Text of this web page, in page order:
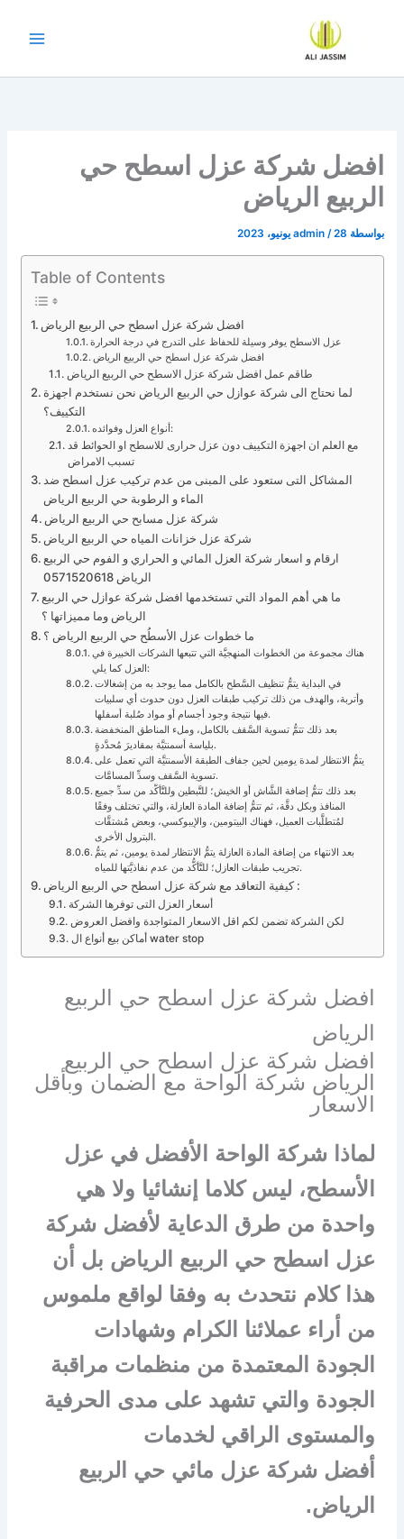
افضل شركة عزل اسطح حي
الربيع الرياض
بواسطة admin /28 يونيو، 2023
Table of Contents
افضل شركة عزل اسطح حي الربيع الرياض
عزل الاسطح يوفر وسيلة للحفاظ على التدرج في درجة الحرارة
افضل شركة عزل اسطح حي الربيع الرياض
طاقم عمل افضل شركة عزل الاسطح حي الربيع الرياض
لما نحتاج الى شركة عوازل حي الربيع الرياض نحن نستخدم اجهزة
التكييف؟
أنواع العزل وفوائده:
مع العلم ان اجهزة التكييف دون عزل حرارى للاسطح او الحوائط قد
تسبب الامراض
المشاكل التى ستعود على المبنى من عدم تركيب عزل اسطح ضد
الماء و الرطوبة حي الربيع الرياض
شركة عزل مسابح حي الربيع الرياض
شركة عزل خزانات المياه حي الربيع الرياض
ارقام و اسعار شركة العزل المائي و الحراري و الفوم حي الربيع
الرياض 0571520618
ما هي أهم المواد التي تستخدمها افضل شركة عوازل حي الربيع
الرياض وما مميزاتها ؟
ما خطوات عزل الأسطُح حي الربيع الرياض ؟
هناك مجموعة من الخطوات المنهجيَّة التي تتبعها الشركات الخبيرة في
العزل كما يلي:
في البداية يتمُّ تنظيف السَّطح بالكامل مما يوجد به من إشغالات
وأتربة، والهدف من ذلك تركيب طبقات العزل دون حدوث أي سلبيات
فيها نتيجة وجود أجسام أو مواد صُلبة أسفلها.
بعد ذلك تتمُّ تسوية السَّقف بالكامل، وملء المناطق المنخفضة
بلياسة أسمنتيَّة بمقاديرَ مُحدَّدةٍ.
يتمُّ الانتظار لمدة يومين لحين جفاف الطبقة الأسمنتيَّة التي تعمل على
تسوية السَّقف وسدِّ المسامَّات.
بعد ذلك تتمُّ إضافة الشَّاش أو الخيش؛ للتَّبطين وللتَّأكُّد من سدِّ جميع
المنافذ وبكل دقَّة، ثم تتمُّ إضافة المادة العازلة، والتي تختلف وفقًا
لمُتطلَّبات العميل، فهناك البيتومين، والإيبوكسي، وبعض مُشتقَّات
البترول الأخرى.
بعد الانتهاء من إضافة المادة العازلة يتمُّ الانتظار لمدة يومين، ثم يتمُّ
تجريب طبقات العازل؛ للتَّأكُّد من عدم نفاذيَّتها للمياه.
كيفية التعاقد مع شركة عزل اسطح حي الربيع الرياض :
لكن الشركة تضمن لكم اقل الاسعار المتواجدة وافضل العروض
أماكن بيع أنواع ال water stop
افضل شركة عزل اسطح حي الربيع
الرياض
افضل شركة عزل اسطح حي الربيع
الرياض شركة الواحة مع الضمان وبأقل
الاسعار
لماذا شركة الواحة الأفضل في عزل
الأسطح، ليس كلاما إنشائيا ولا هي
واحدة من طرق الدعاية لأفضل شركة
عزل اسطح حي الربيع الرياض بل أن
هذا كلام نتحدث به وفقا لواقع ملموس
من أراء عملائنا الكرام وشهادات
الجودة المعتمدة من منظمات مراقبة
الجودة والتي تشهد على مدى الحرفية
والمستوى الراقي لخدمات
أفضل شركة عزل مائي حي الربيع
الرياض.